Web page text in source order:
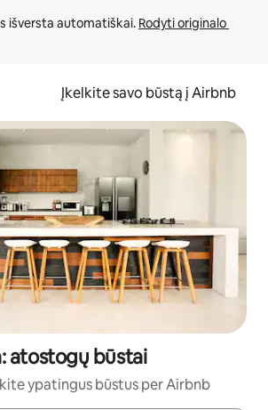
išversta automatiškai. Rodyti originalo
Įkelkite savo būstą į Airbnb
atostogų būstai
ypatingus būstus per Airbnb